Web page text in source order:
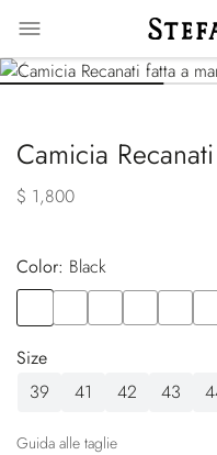
Camicia
$ 1,800
Color:
black
Size
39
41 42 43
Guida alle taglie